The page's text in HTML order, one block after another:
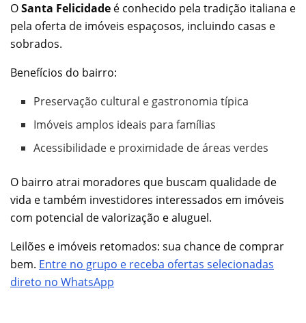
OSanta Felicidade é conhecido pela tradição italiana e
pela oferta de imóveis espaçosos, incluindo casas e
sobrados.
Benefícios do bairro:
Preservação cultural e gastronomia típica
Imóveis amplos ideais para famílias
Acessibilidade e proximidade de áreas verdes
O bairro atrai moradores que buscam qualidade de
vida e também investidores interessados em imóveis
com potencial de valorização e aluguel.
Leilões e imóveis retomados: sua chance de comprar
bem. Entre no grupo e receba ofertas selecionadas
direto no WhatsApp